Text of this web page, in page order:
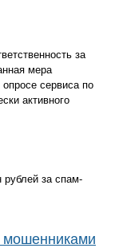
за
мера
сервиса по
активного
за спам-